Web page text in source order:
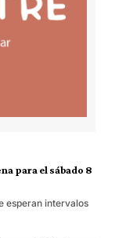
para el sábado 8
esperan intervalos